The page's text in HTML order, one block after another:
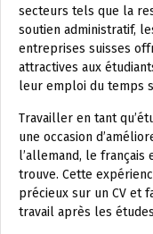
secteurs tels que la
soutien administratif,
entreprises suisses
attractives aux
leur emploi du temps
Travailler en tant
une occasion
l’allemand, le français
trouve. Cette
précieux sur un CV et
travail après les